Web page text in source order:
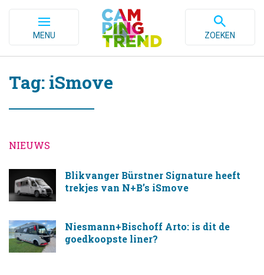
MENU ZOEKEN
Tag: iSmove
NIEUWS
Blikvanger Bürstner Signature heeft
trekjes van N+B’s iSmove
Niesmann+Bischoff Arto: is dit de
goedkoopste liner?